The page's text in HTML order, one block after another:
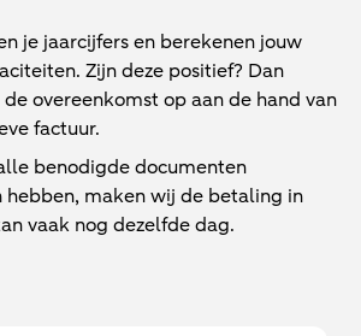
je jaarcijfers en berekenen jouw
Zijn deze positief? Dan
overeenkomst op aan de hand van
factuur.
benodigde documenten
hebben, maken wij de betaling in
vaak nog dezelfde dag.